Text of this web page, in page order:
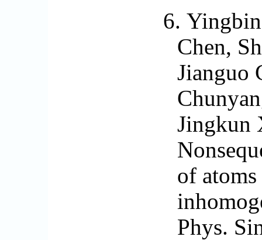
6.
Chen,
Jianguo
Jingkun
of
Phys.